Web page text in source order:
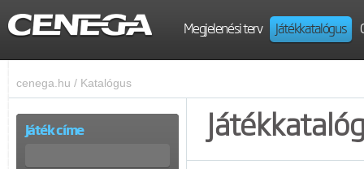
Megjelenési terv Játékkatalógus
cenega.hu / Katalógus
Játék címe